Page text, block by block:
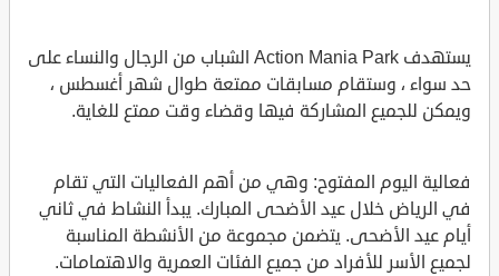
يستهدف Action Mania Park الشباب من الرجال والنساء على
حد سواء ، وستقام مسابقات ممتعة طوال شهر أغسطس ،
ويمكن للجميع المشاركة فيها وقضاء وقت ممتع للغاية.
فعالية اليوم المفتوح: وهي من أهم الفعاليات التي تقام
في الرياض خلال عيد الأضحى المبارك. يبدأ النشاط في ثاني
أيام عيد الأضحى. يتضمن مجموعة من الأنشطة المناسبة
لجميع الأسر للأفراد من جميع الفئات العمرية والاهتمامات.